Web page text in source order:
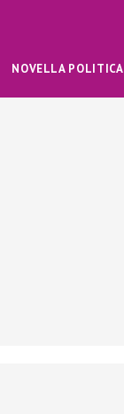
NOVELLA POLITICA